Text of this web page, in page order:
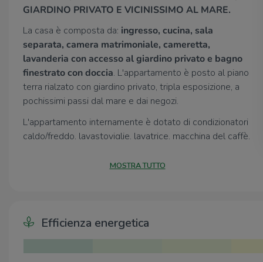
GIARDINO PRIVATO E VICINISSIMO AL MARE.
La casa è composta da: ingresso, cucina, sala
separata, camera matrimoniale, cameretta,
lavanderia con accesso al giardino privato e bagno
finestrato con doccia. L'appartamento è posto al piano
terra rialzato con giardino privato, tripla esposizione, a
pochissimi passi dal mare e dai negozi.
L'appartamento internamente è dotato di condizionatori
caldo/freddo, lavastoviglie, lavatrice, macchina del caffè,
camera da letto. Nella parte esterna, gazebo con tavolo,
é inclusa. Parcheggio non disponibile all'interno dello
stabile.
MOSTRA TUTTO
Efficienza energetica